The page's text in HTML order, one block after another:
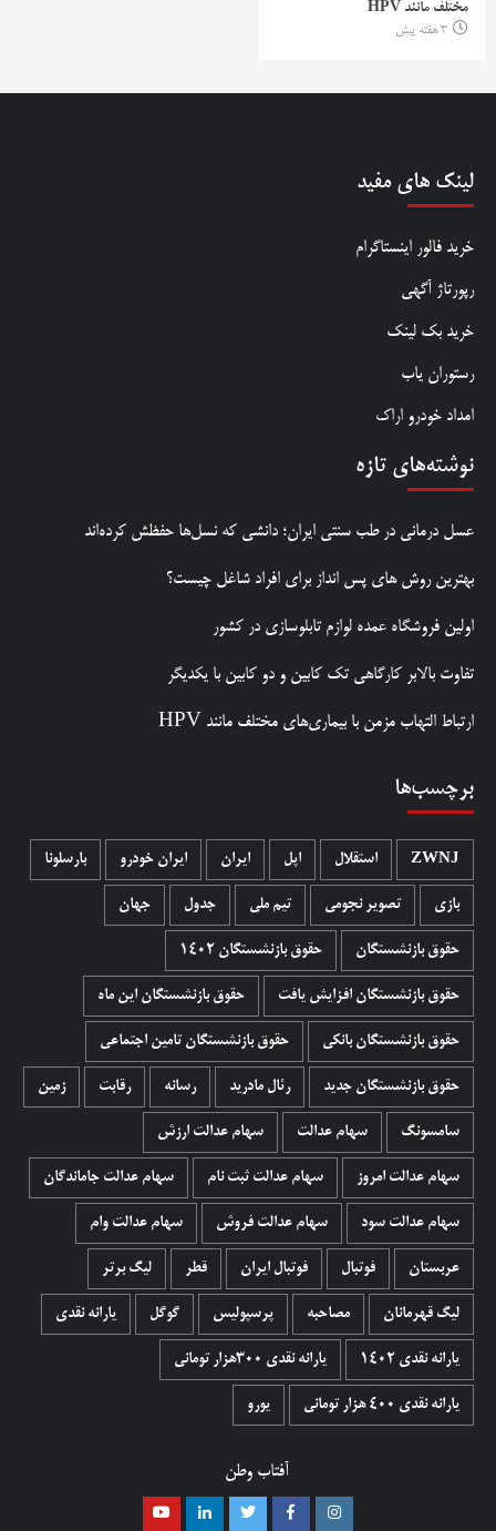
مختلف مانند HPV
3 هفته پیش
لینک های مفید
خرید فالور اینستاگرام
رپورتاژ آگهی
خرید بک لینک
رستوران یاب
امداد خودرو اراک
نوشته‌های تازه
عسل درمانی در طب سنتی ایران؛ دانشی که نسل‌ها حفظش کرده‌اند
بهترین روش‌ های پس‌ انداز برای افراد شاغل چیست؟
اولین فروشگاه عمده لوازم تابلوسازی در کشور
تفاوت بالابر کارگاهی تک کابین و دو کابین با یکدیگر
ارتباط التهاب مزمن با بیماری‌های مختلف مانند HPV
برچسب‌ها
ZWNJ استقلال اپل ایران ایران خودرو بارسلونا
بازی تصویر نجومی تیم ملی جدول جهان
حقوق بازنشستگان حقوق بازنشستگان 1402
حقوق بازنشستگان افزایش یافت حقوق بازنشستگان این ماه
حقوق بازنشستگان بانکی حقوق بازنشستگان تامین اجتماعی
حقوق بازنشستگان جدید رئال مادرید رسانه رقابت زمین
سامسونگ سهام عدالت سهام عدالت ارزش
سهام عدالت امروز سهام عدالت ثبت نام سهام عدالت جاماندگان
سهام عدالت سود سهام عدالت فروش سهام عدالت وام
عربستان فوتبال فوتبال ایران قطر لیگ برتر
لیگ قهرمانان مصاحبه پرسپولیس گوگل یارانه نقدی
یارانه نقدی 1402 یارانه نقدی ۳۰۰هزار تومانی
یارانه نقدی ۴۰۰ هزار تومانی یورو
آفتاب وطن
اینستاگرام فیسبوک توییتر لینکدین یوتیوب